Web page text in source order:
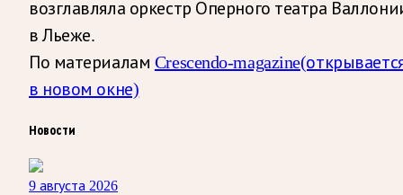
возглавляла оркестр Оперного театра
в Льеже.
По материалам Crescendo-magazine
в новом окне)
Новости
9 августа 2026